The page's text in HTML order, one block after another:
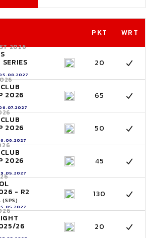
PKT WRT
2026
20
2026 65
2026 50
2026 45
- R2
(SPS)
130
26 20